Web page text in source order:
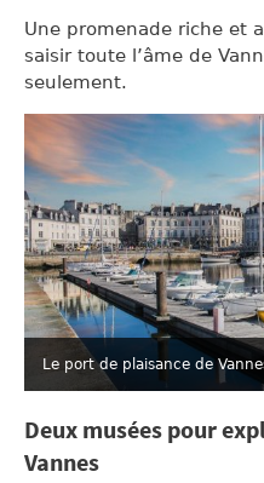
Une promenade riche et
saisir toute l’âme de
seulement.
Le port de plaisance de
Deux musées pour
Vannes